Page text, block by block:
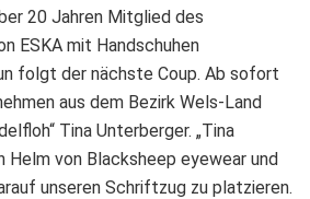
20 Jahren Mitglied des
ESKA mit Handschuhen
folgt der nächste Coup. Ab sofort
aus dem Bezirk Wels-Land
Tina Unterberger. „Tina
Helm von Blacksheep eyewear und
unseren Schriftzug zu platzieren.